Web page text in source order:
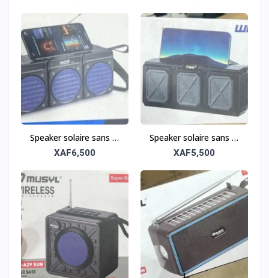
Speaker solaire sans fil
tout-terrain – Robuste
XAF6,500
Speaker solaire sans fil
tout-terrain – Robuste
XAF5,500